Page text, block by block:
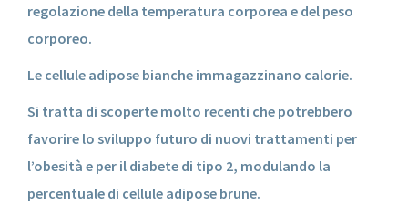
regolazione della temperatura corporea e del peso
corporeo.
Le cellule adipose bianche immagazzinano calorie.
Si tratta di scoperte molto recenti che potrebbero
favorire lo sviluppo futuro di nuovi trattamenti per
l’obesità e per il diabete di tipo 2, modulando la
percentuale di cellule adipose brune.